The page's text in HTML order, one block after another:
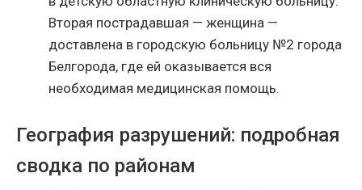
Вторая пострадавшая — женщина —
доставлена в городскую больницу №2 города
Белгорода, где ей оказывается вся
необходимая медицинская помощь.
География разрушений: подробная
сводка по районам